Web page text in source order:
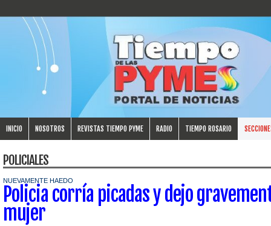
INICIO NOSOTROS REVISTAS TIEMPO PYME RADIO TIEMPO ROSARIO
POLICIALES
NUEVAMENTE HAEDO
Policia corría picadas y dejo
mujer